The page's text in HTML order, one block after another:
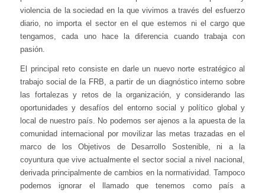
violencia de la sociedad en la que vivimos a través del esfuerzo
diario, no importa el sector en el que estemos ni el cargo que
tengamos, cada uno hace la diferencia cuando trabaja con
pasión.
El principal reto consiste en darle un nuevo norte estratégico al
trabajo social de la FRB, a partir de un diagnóstico interno sobre
las fortalezas y retos de la organización, y considerando las
oportunidades y desafíos del entorno social y político global y
local de nuestro país. No podemos ser ajenos a la apuesta de la
comunidad internacional por movilizar las metas trazadas en el
marco de los Objetivos de Desarrollo Sostenible, ni a la
coyuntura que vive actualmente el sector social a nivel nacional,
derivada principalmente de cambios en la normatividad. Tampoco
podemos ignorar el llamado que tenemos como país a